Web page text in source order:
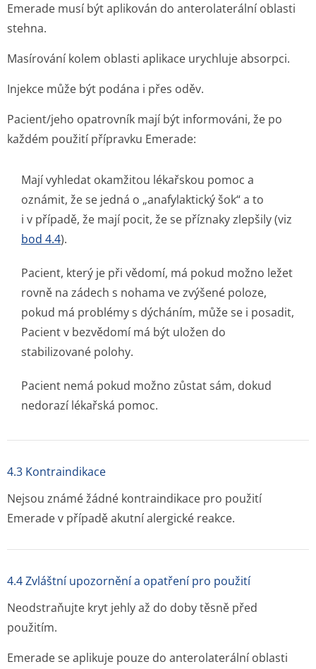
Emerade musí být aplikován do anterolaterální oblasti
stehna.
Masírování kolem oblasti aplikace urychluje absorpci.
Injekce může být podána i přes oděv.
Pacient/jeho opatrovník mají být informováni, že po
každém použití přípravku Emerade:
Mají vyhledat okamžitou lékařskou pomoc a
oznámit, že se jedná o „anafylaktický šok“ a to
i v případě, že mají pocit, že se příznaky zlepšily (viz
bod 4.4).
Pacient, který je při vědomí, má pokud možno ležet
rovně na zádech s nohama ve zvýšené poloze,
pokud má problémy s dýcháním, může se i posadit,
Pacient v bezvědomí má být uložen do
stabilizované polohy.
Pacient nemá pokud možno zůstat sám, dokud
nedorazí lékařská pomoc.
4.3 Kontraindikace
Nejsou známé žádné kontraindikace pro použití
Emerade v případě akutní alergické reakce.
4.4 Zvláštní upozornění a opatření pro použití
Neodstraňujte kryt jehly až do doby těsně před
použitím.
Emerade se aplikuje pouze do anterolaterální oblasti